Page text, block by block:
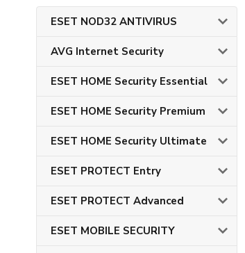
ESET NOD32 ANTIVIRUS
AVG Internet Security
ESET HOME Security Essential
ESET HOME Security Premium
ESET HOME Security Ultimate
ESET PROTECT Entry
ESET PROTECT Advanced
ESET MOBILE SECURITY